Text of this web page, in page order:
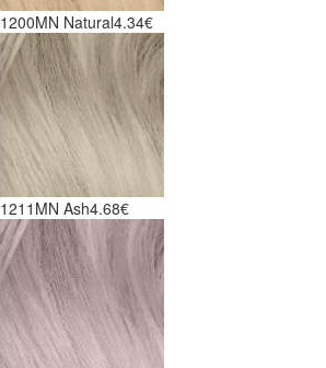
1200MN Natural4.34€
1211MN Ash4.68€